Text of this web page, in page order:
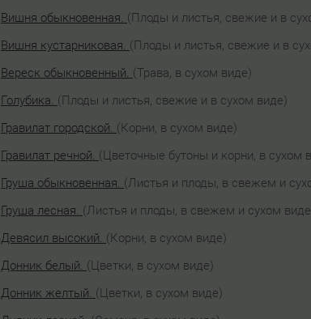
Вишня обыкновенная. (Плоды и листья, свежие и в
Вишня кустарниковая. (Плоды и листья, свежие и в
Вереск обыкновенный. (Трава, в сухом виде)
Голубика. (Плоды и листья, свежие и в сухом виде)
Гравилат городской. (Корни, в сухом виде)
Гравилат речной. (Цветочные бутоны и корни, в сухом
Груша обыкновенная. (Листья и плоды, в свежем и
Груша лесная. (Листья и плоды, в свежем и сухом
Девясил высокий. (Корни, в сухом виде)
Донник белый. (Цветки, в сухом виде)
Донник желтый. (Цветки, в сухом виде)